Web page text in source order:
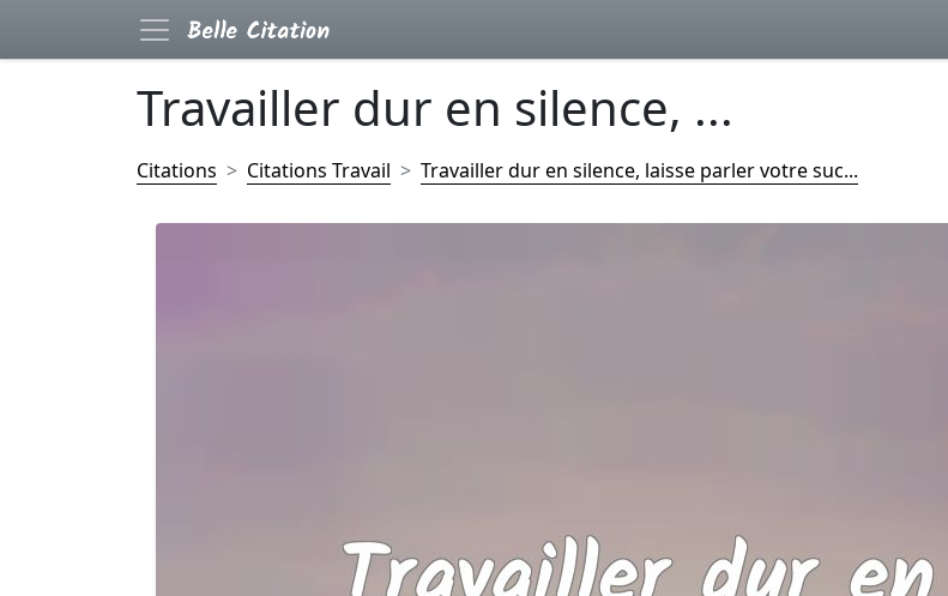
Travailler dur en silence, ...
Citations Citations Travail Travailler dur en silence, laisse parler votre suc...